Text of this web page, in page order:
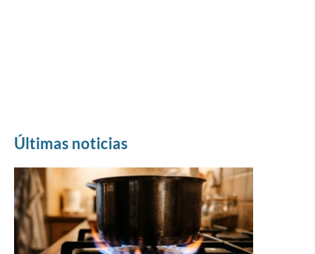
Últimas noticias